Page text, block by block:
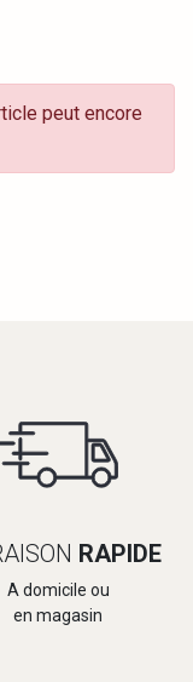
peut encore
RAPIDE
A domicile ou
en magasin